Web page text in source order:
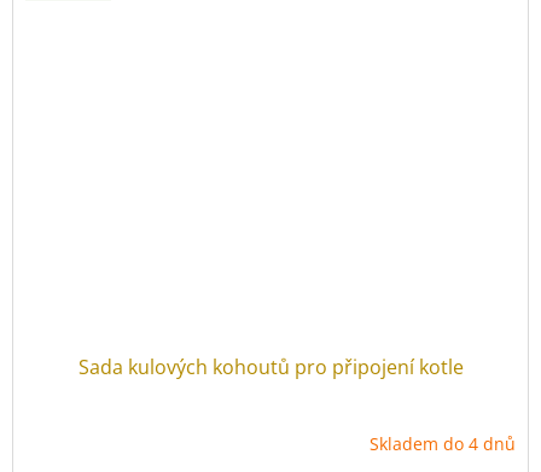
Sada kulových kohoutů pro připojení kotle
Skladem do 4 dnů